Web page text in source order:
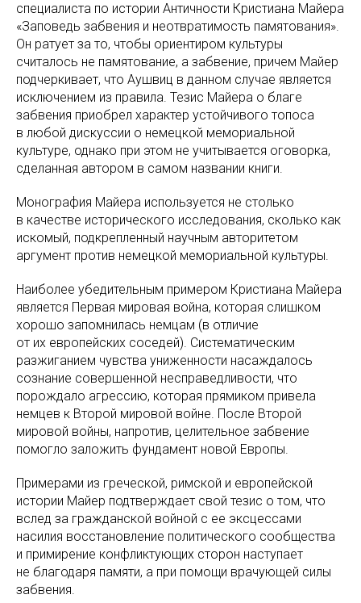
специалиста по истории Античности Кристиана Майера
«Заповедь забвения и неотвратимость памятования».
Он ратует за то, чтобы ориентиром культуры
считалось не памятование, а забвение, причем Майер
подчеркивает, что Аушвиц в данном случае является
исключением из правила. Тезис Майера о благе
забвения приобрел характер устойчивого топоса
в любой дискуссии о немецкой мемориальной
культуре, однако при этом не учитывается оговорка,
сделанная автором в самом названии книги.
Монография Майера используется не столько
в качестве исторического исследования, сколько как
искомый, подкрепленный научным авторитетом
аргумент против немецкой мемориальной культуры.
Наиболее убедительным примером Кристиана Майера
является Первая мировая война, которая слишком
хорошо запомнилась немцам (в отличие
от их европейских соседей). Систематическим
разжиганием чувства униженности насаждалось
сознание совершенной несправедливости, что
порождало агрессию, которая прямиком привела
немцев к Второй мировой войне. После Второй
мировой войны, напротив, целительное забвение
помогло заложить фундамент новой Европы.
Примерами из греческой, римской и европейской
истории Майер подтверждает свой тезис о том, что
вслед за гражданской войной с ее эксцессами
насилия восстановление политического сообщества
и примирение конфликтующих сторон наступает
не благодаря памяти, а при помощи врачующей силы
забвения.